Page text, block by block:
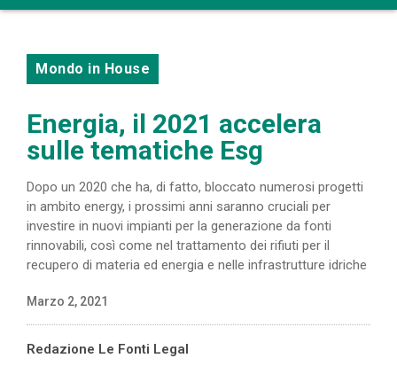
Mondo in House
Energia, il 2021 accelera
sulle tematiche Esg
Dopo un 2020 che ha, di fatto, bloccato numerosi progetti
in ambito energy, i prossimi anni saranno cruciali per
investire in nuovi impianti per la generazione da fonti
rinnovabili, così come nel trattamento dei rifiuti per il
recupero di materia ed energia e nelle infrastrutture idriche
Marzo 2, 2021
Redazione Le Fonti Legal